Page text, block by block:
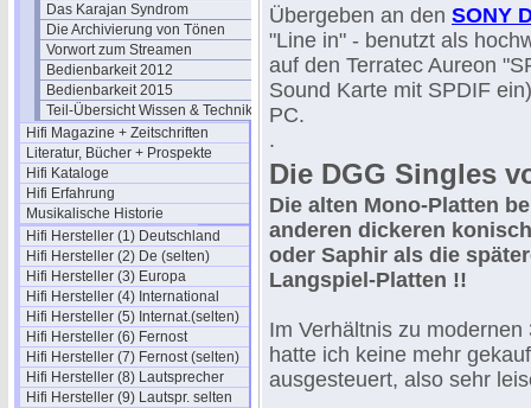
Das Karajan Syndrom
Die Archivierung von Tönen
Vorwort zum Streamen
Bedienbarkeit 2012
Bedienbarkeit 2015
Teil-Übersicht Wissen & Technik
Hifi Magazine + Zeitschriften
Literatur, Bücher + Prospekte
Hifi Kataloge
Hifi Erfahrung
Musikalische Historie
Hifi Hersteller (1) Deutschland
Hifi Hersteller (2) De (selten)
Hifi Hersteller (3) Europa
Hifi Hersteller (4) International
Hifi Hersteller (5) Internat.(selten)
Hifi Hersteller (6) Fernost
Hifi Hersteller (7) Fernost (selten)
Hifi Hersteller (8) Lautsprecher
Hifi Hersteller (9) Lautspr. selten
Übergeben an den SONY
"Line in" - benutzt als
auf den Terratec Aureon
Sound Karte mit SPDIF
PC.
.
Die DGG Singles
Die alten Mono-Platten
anderen dickeren
oder Saphir als die
Langspiel-Platten !!
Im Verhältnis zu
hatte ich keine mehr
ausgesteuert, also sehr